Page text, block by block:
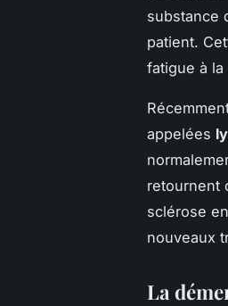
substance
patient.
fatigue à la
appelées
retournent
sclérose
nouveaux
La